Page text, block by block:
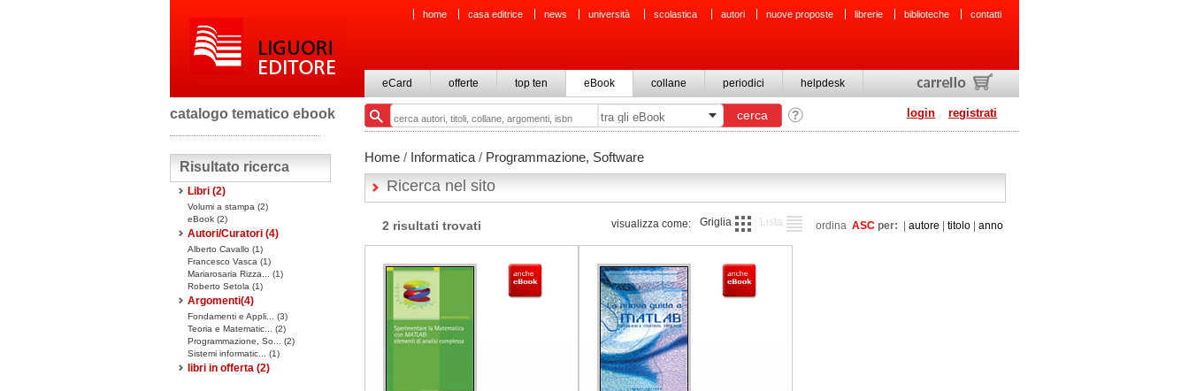
home casa editrice news università scolastica autori nuove proposte librerie biblioteche contatti
eCard offerte top ten eBook collane periodici helpdesk
login registrati
catalogo tematico ebook
Risultato ricerca
Libri (2)
Volumi a stampa (2)
eBook (2)
Autori/Curatori (4)
Alberto Cavallo (1)
Francesco Vasca (1)
Mariarosaria Rizza... (1)
Roberto Setola (1)
Argomenti(4)
Fondamenti e Appli... (3)
Teoria e Matematic... (2)
Programmazione, So... (2)
Sistemi informatic... (1)
libri in offerta (2)
Home / Informatica / Programmazione, Software
Ricerca nel sito
2 risultati trovati visualizza come: Griglia Lista ordina ASC per: autore titolo anno